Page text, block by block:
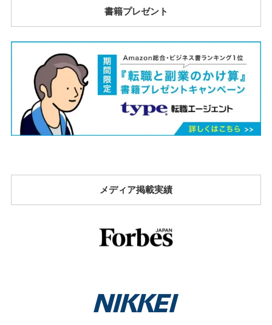
書籍プレゼント
メディア掲載実績